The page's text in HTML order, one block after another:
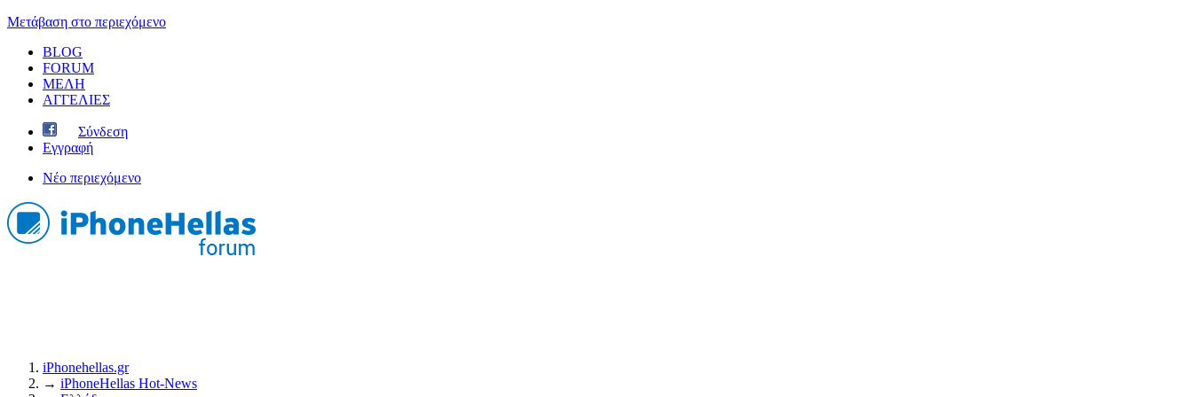
Μετάβαση στο περιεχόμενο
BLOG
FORUM
ΜΕΛΗ
ΑΓΓΕΛΙΕΣ
Σύνδεση
Εγγραφή
Νέο περιεχόμενο
iPhonehellas.gr
→ iPhoneHellas Ηot-News